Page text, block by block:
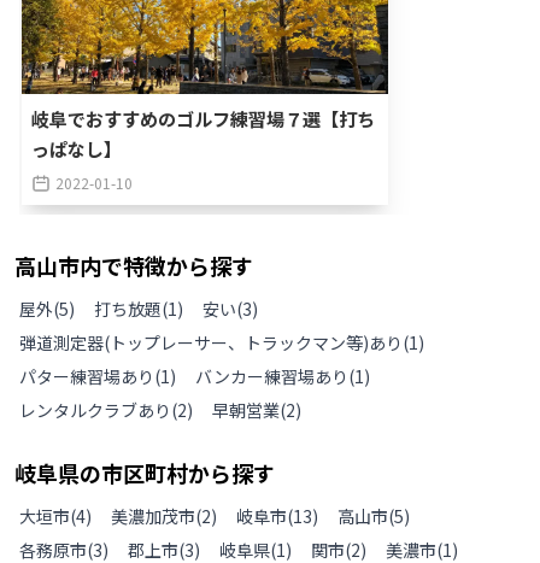
岐阜でおすすめのゴルフ練習場７選【打ち
っぱなし】
2022-01-10
高山市内で特徴から探す
屋外(5) 打ち放題(1) 安い(3)
弾道測定器(トップレーサー、トラックマン等)あり (1)
パター練習場あり (1) バンカー練習場あり (1)
レンタルクラブあり (2) 早朝営業(2)
岐阜県の市区町村から探す
大垣市(4) 美濃加茂市(2) 岐阜市(13) 高山市(5)
各務原市(3) 郡上市(3) 岐阜県(1) 関市(2) 美濃市(1)